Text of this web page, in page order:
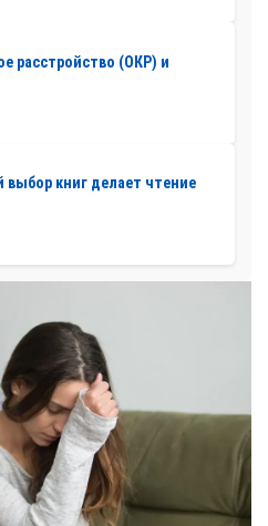
расстройство (ОКР) и
книг делает чтение